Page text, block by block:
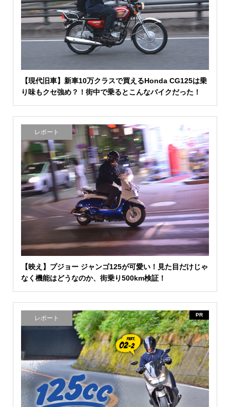
【現代旧車】新車10万クラスで買えるHonda CG125は乗
り味もクセ強め？！街中で乗るとこんなバイクだった！
レポート
【映え】プジョー ジャンゴ125が可愛い！見た目だけじゃ
なく機能はどうなのか、街乗り500km検証！
レポート PR